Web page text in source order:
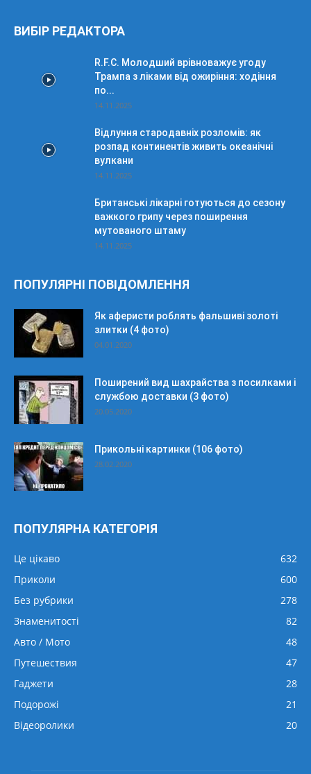
ВИБІР РЕДАКТОРА
R.F.C. Молодший врівноважує угоду
Трампа з ліками від ожиріння: ходіння
по...
14.11.2025
Відлуння стародавніх розломів: як
розпад континентів живить океанічні
вулкани
14.11.2025
Британські лікарні готуються до сезону
важкого грипу через поширення
мутованого штаму
14.11.2025
ПОПУЛЯРНІ ПОВІДОМЛЕННЯ
Як аферисти роблять фальшиві золоті
злитки (4 фото)
04.01.2020
Поширений вид шахрайства з посилками і
службою доставки (3 фото)
20.05.2020
Прикольні картинки (106 фото)
28.02.2020
ПОПУЛЯРНА КАТЕГОРІЯ
Це цікаво
632
Приколи
600
Без рубрики
278
Знаменитості
82
Авто / Мото
48
Путешествия
47
Гаджети
28
Подорожі
21
Відеоролики
20